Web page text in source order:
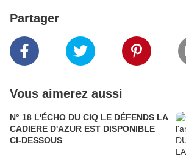
Partager
Vous aimerez aussi
N° 18 L'ÉCHO DU CIQ LE DÉFENDS LA
CADIERE D'AZUR EST DISPONIBLE
CI-DESSOUS